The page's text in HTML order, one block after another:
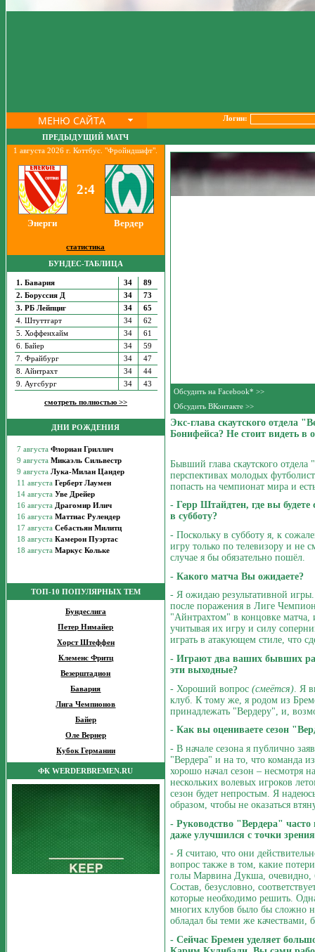
МЕНЮ САЙТА Логин:
ПРЕДЫДУЩИЙ МАТЧ
1 августа 2026 г. Коттбус. "Фройндшафт".
2:4
Энерги Вердер
статистика
БУНДЕС-ТАБЛИЦА
1. Бавария 34
89
2. Боруссия Д
34
73
3. РБ Лейпциг
34
65
4. Штуттгарт
34
62
5. Хоффенхайм
34
61
6. Байер
34
59
7. Фрайбург
34
47
8. Айнтрахт
34
44
9. Аугсбург
34 43
смотреть полностью >>
ДНИ РОЖДЕНИЯ
ТОП-10 ПОПУЛЯРНЫХ ТЕМ
Бундеслига
Петер Нимайер
Хорст Штеффен
Клеменс Фритц
Везерштадион
Бавария
Лига Чемпионов
Байер
Оле Вернер
Кубок Германии
ФК WERDERBREMEN.RU
Обсудить на Facebook* >>
Обсудить ВКонтакте >>
Экс-глава скаутского отдела
Бонифейса? Не стоит видеть в
Бывший глава скаутского отдела
перспективах молодых
попасть на чемпионат мира и
- Герр Штайдтен, где вы
в субботу?
- Поскольку в субботу я, к
игру только по телевизору и не
случае я бы обязательно пошёл.
- Какого матча Вы ожидаете?
- Я ожидаю результативной
после поражения в Лиге
"Айнтрахтом" в концовке матча,
учитывая их игру и силу
играть в атакующем стиле, что
- Играют два ваших бывших
эти выходные?
- Хороший вопрос (смеётся) . Я
клуб. К тому же, я родом из
принадлежать "Вердеру", и,
- Как вы оцениваете сезон
- В начале сезона я публично
"Вердера" и на то, что команда
хорошо начал сезон – несмотря
нескольких волевых игроков
сезон будет непростым. Я
образом, чтобы не оказаться
- Руководство "Вердера"
даже улучшился с точки
- Я считаю, что они
вопрос также в том, какие
голы Марвина Дукша, очевидно,
Состав, безусловно,
которые необходимо решить.
многих клубов было бы сложно
обладал бы теми же
- Сейчас Бремен уделяет